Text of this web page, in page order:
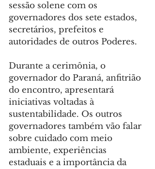
sessão solene com os
governadores dos sete estados,
secretários, prefeitos e
autoridades de outros Poderes.
Durante a cerimônia, o
governador do Paraná, anfitrião
do encontro, apresentará
iniciativas voltadas à
sustentabilidade. Os outros
governadores também vão falar
sobre cuidado com meio
ambiente, experiências
estaduais e a importância da